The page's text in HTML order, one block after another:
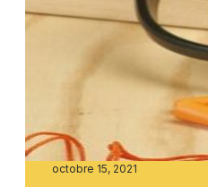
octobre 15, 2021